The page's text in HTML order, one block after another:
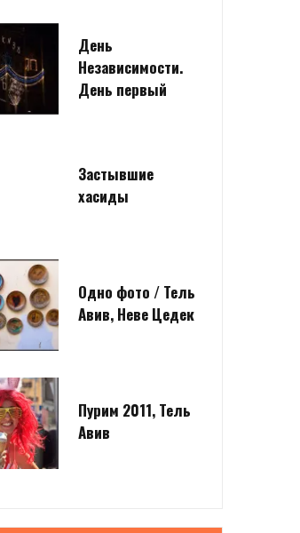
День
Независимости.
День первый
Застывшие
хасиды
Одно фото / Тель
Авив, Неве Цедек
Пурим 2011, Тель
Авив